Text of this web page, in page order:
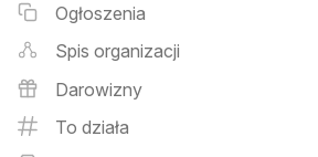
Ogłoszenia
Spis organizacji
Darowizny
To działa